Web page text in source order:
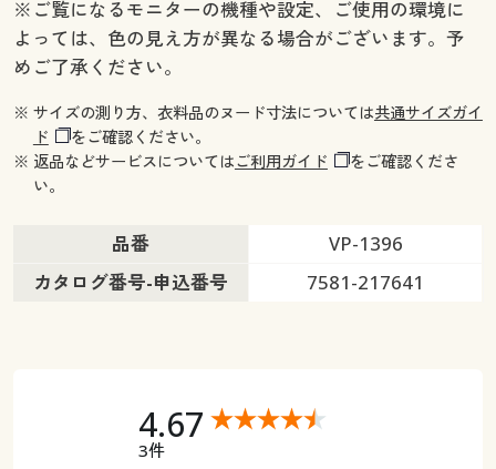
※ご覧になるモニターの機種や設定、ご使用の環境に
よっては、色の見え方が異なる場合がございます。予
めご了承ください。
※ サイズの測り方、衣料品のヌード寸法については共通サイズガイ
ド
をご確認ください。
※ 返品などサービスについてはご利用ガイド
をご確認くださ
い。
品番
VP-1396
カタログ番号-申込番号
7581-217641
4.67
3件